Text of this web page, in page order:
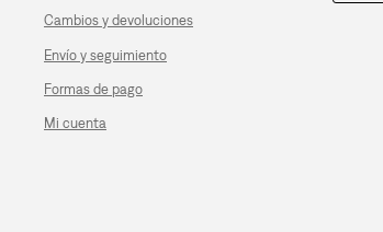
Cambios y devoluciones
Envío y seguimiento
Formas de pago
Mi cuenta